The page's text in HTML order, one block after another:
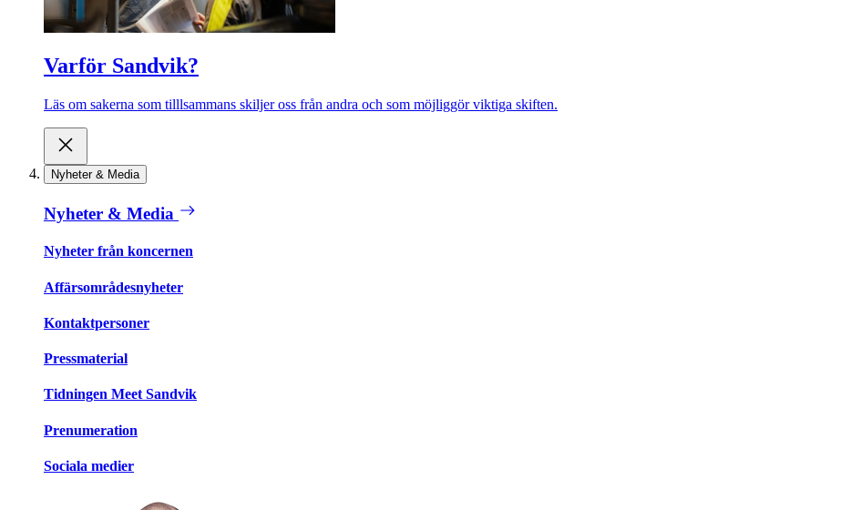
Varför Sandvik?
Läs om sakerna som tilllsammans skiljer oss från andra och som möjliggör viktiga skiften.
Nyheter & Media
Nyheter & Media
Nyheter från koncernen
Affärsområdesnyheter
Kontaktpersoner
Pressmaterial
Tidningen Meet Sandvik
Prenumeration
Sociala medier